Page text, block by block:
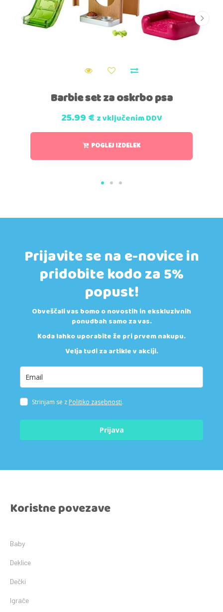
Barbie set za oskrbo psa
25.99€ z vključenim DDV
POGLEJ IZDELEK
Prijavite se na e-novice in
pridobite kodo za 5%
popust!
Obveščali vas bomo o novostih in ekskluzivnih
ponudbah samo za vas.
Koda lahko uporabite že pri prvem nakupu.
Velja tudi za artikle v akciji.
Strinjam se z Politiko zasebnosti.
Prijava
Koristne povezave
Baby
Deklice
Dečki
Igrače